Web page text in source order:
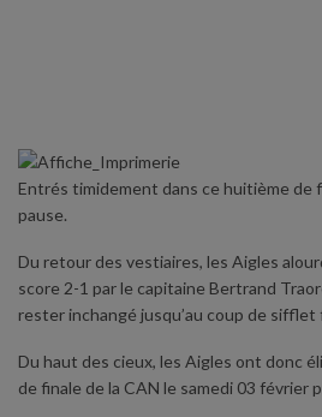
Entrés timidement dans ce huitième de
pause.
Du retour des vestiaires, les Aigles
score 2-1 par le capitaine Bertrand
rester inchangé jusqu’au coup de sifflet
Du haut des cieux, les Aigles ont donc
de finale de la CAN le samedi 03 février